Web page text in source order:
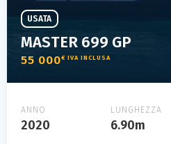
MASTER 699 GP
55 000€ IVA INCLUSA
USATA
ANNO
2020
LUNGHEZZA
6.90m